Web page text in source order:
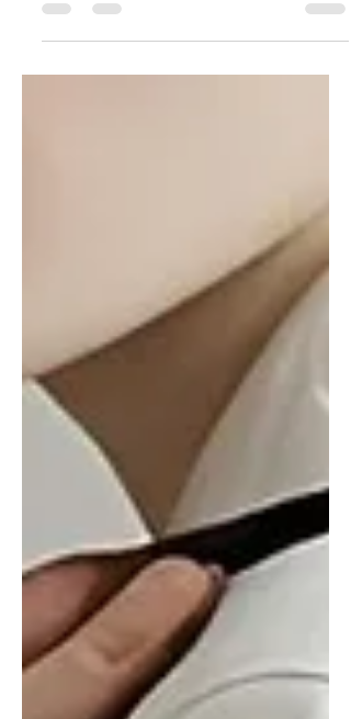
Leconte, première contributrice de notre
campagne Ulule....